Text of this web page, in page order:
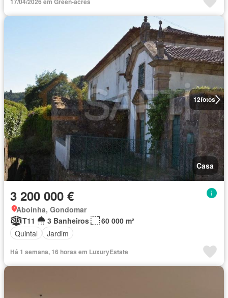
12fotos
Casa
3 200 000 €
Aboínha, Gondomar
T11
3 Banheiros
60 000 m²
Quintal
Jardim
Há 1 semana, 16 horas em LuxuryEstate